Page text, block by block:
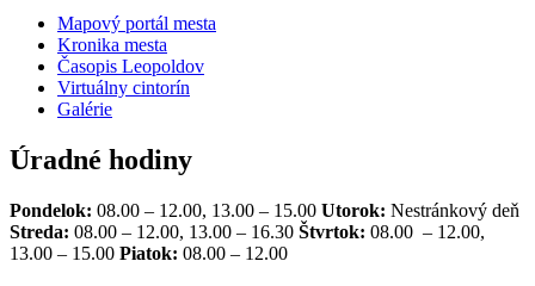
Mapový portál mesta
Kronika mesta
Časopis Leopoldov
Virtuálny cintorín
Galérie
Úradné hodiny
Pondelok: 08.00 – 12.00, 13.00 – 15.00 Utorok: Nestránkový deň
Streda: 08.00 – 12.00, 13.00 – 16.30 Štvrtok: 08.00 – 12.00,
13.00 – 15.00 Piatok: 08.00 – 12.00